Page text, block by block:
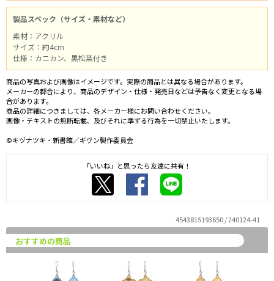
製品スペック（サイズ・素材など）
素材：アクリル
サイズ：約4cm
仕様：カニカン、黒松葉付き
商品の写真および画像はイメージです。実際の商品とは異なる場合があります。
メーカーの都合により、商品のデザイン・仕様・発売日などは予告なく変更となる場
合があります。
商品の詳細につきましては、各メーカー様にお問い合わせください。
画像・テキストの無断転載、及びそれに準ずる行為を一切禁止いたします。
©キヅナツキ・新書館／ギヴン製作委員会
「いいね」と思ったら友達に共有！
4543815193650 / 240124-41
おすすめの商品